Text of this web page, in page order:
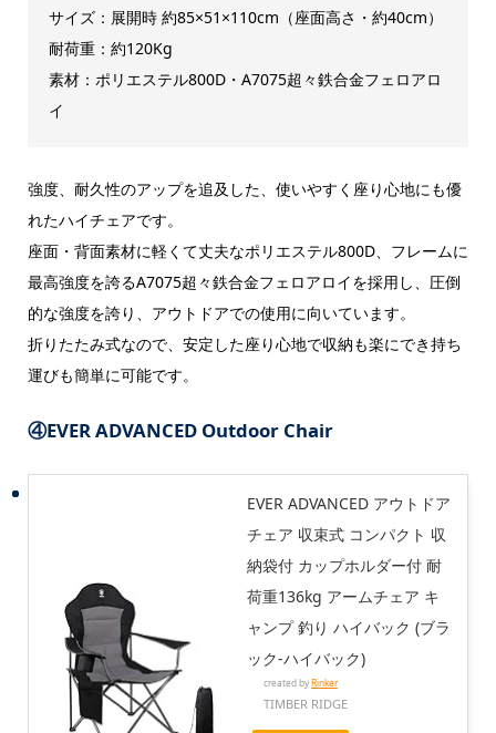
サイズ：展開時 約85×51×110cm（座面高さ・約40cm）
耐荷重：約120Kg
素材：ポリエステル800D・A7075超々鉄合金フェロアロ
イ
強度、耐久性のアップを追及した、使いやすく座り心地にも優
れたハイチェアです。
座面・背面素材に軽くて丈夫なポリエステル800D、フレームに
最高強度を誇るA7075超々鉄合金フェロアロイを採用し、圧倒
的な強度を誇り、アウトドアでの使用に向いています。
折りたたみ式なので、安定した座り心地で収納も楽にでき持ち
運びも簡単に可能です。
④EVER ADVANCED Outdoor Chair
EVER ADVANCED アウトドア
チェア 収束式 コンパクト 収
納袋付 カップホルダー付 耐
荷重136kg アームチェア キ
ャンプ 釣り ハイバック (ブラ
ック-ハイバック)
created byRinker
TIMBER RIDGE